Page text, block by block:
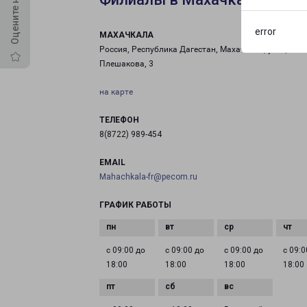
error
МАХАЧКАЛА
Россия, Республика Дагестан, Махачкала, улица
Плешакова, 3
на карте
ТЕЛЕФОН
8(8722) 989-454
EMAIL
Mahachkala-fr@pecom.ru
ГРАФИК РАБОТЫ
с 09:00 до
18:00
с 09:00 до
18:00
с 09:00 до
18:00
с
18:00